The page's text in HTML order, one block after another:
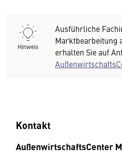
Hinweis
Ausführliche
Marktbearbeitung
erhalten Sie auf
Kontakt
AußenwirtschaftsCenter